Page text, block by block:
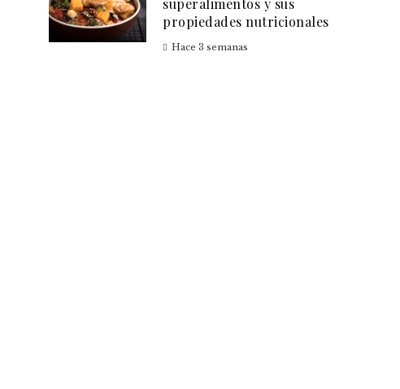
superalimentos y sus
propiedades nutricionales
Hace 3 semanas